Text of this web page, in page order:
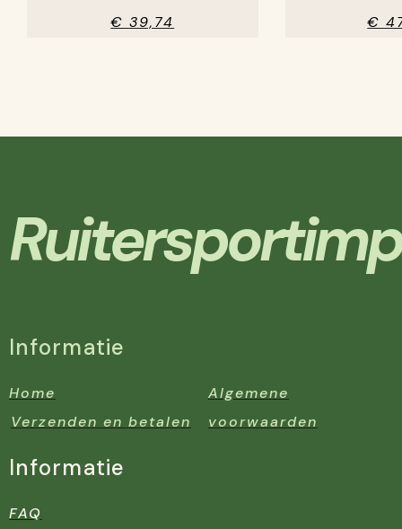
€ 39,74 €
Informatie
Home
Verzenden en betalen
Algemene
voorwaarden
Informatie
FAQ